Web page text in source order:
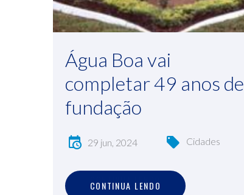
Água Boa vai
completar 49 anos de
fundação
29 jun, 2024 Cidades
CO NTINUA L END O
CONTINUA LENDO